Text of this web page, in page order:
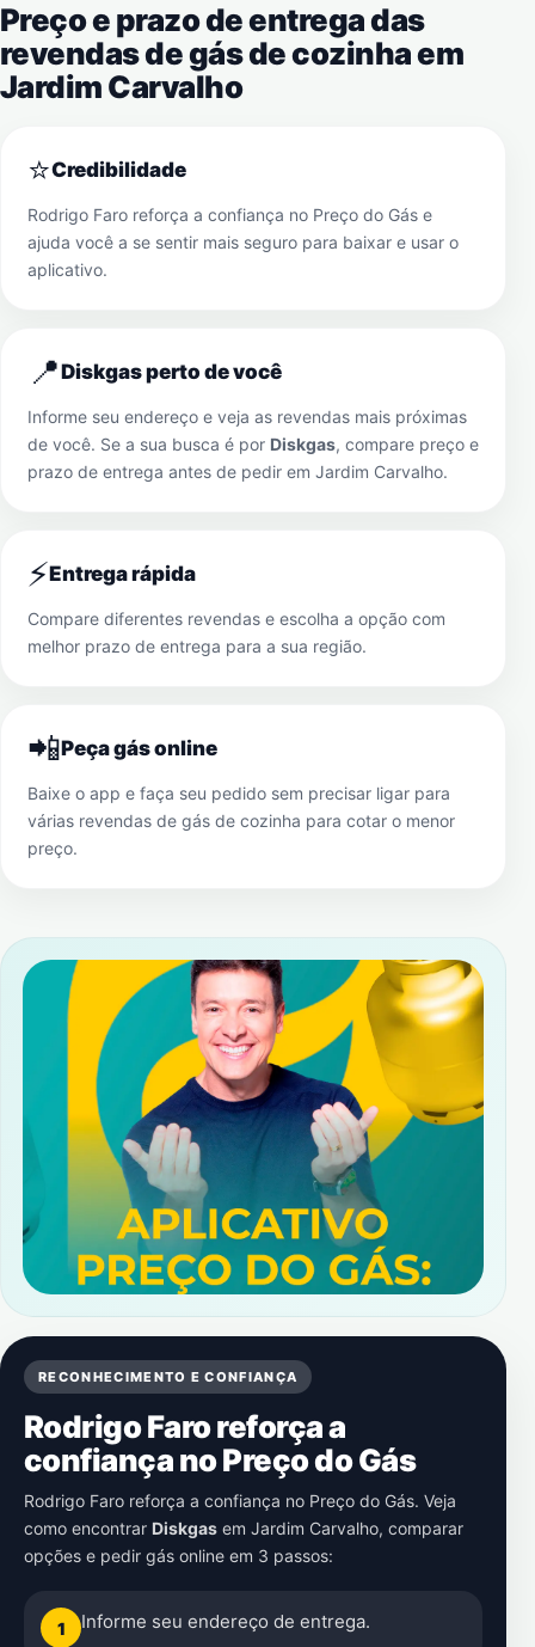
Preço e prazo de entrega das
revendas de gás de cozinha em
Jardim Carvalho
⭐Credibilidade
Rodrigo Faro reforça a confiança no Preço do Gás e
ajuda você a se sentir mais seguro para baixar e usar o
aplicativo.
📍Diskgas perto de você
Informe seu endereço e veja as revendas mais próximas
de você. Se a sua busca é por Diskgas, compare preço e
prazo de entrega antes de pedir em Jardim Carvalho.
⚡Entrega rápida
Compare diferentes revendas e escolha a opção com
melhor prazo de entrega para a sua região.
📲Peça gás online
Baixe o app e faça seu pedido sem precisar ligar para
várias revendas de gás de cozinha para cotar o menor
preço.
RECONHECIMENTO E CONFIANÇA
Rodrigo Faro reforça a
confiança no Preço do Gás
Rodrigo Faro reforça a confiança no Preço do Gás. Veja
como encontrar Diskgas em Jardim Carvalho, comparar
opções e pedir gás online em 3 passos:
1 Informe seu endereço de entrega.